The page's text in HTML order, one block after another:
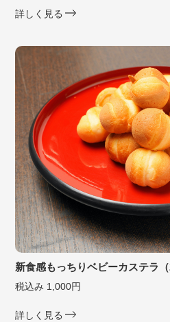
詳しく見る
新食感もっちりベビーカステラ（
税込み 1,000円
詳しく見る